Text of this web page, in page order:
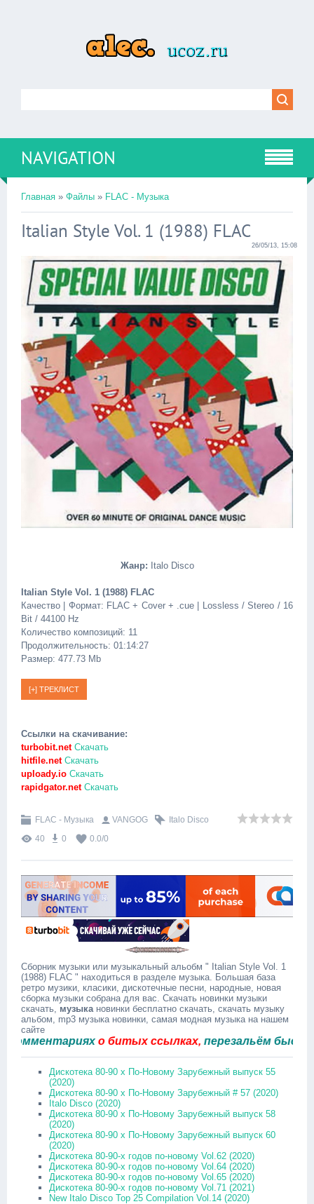
NAVIGATION
Главная » Файлы » FLAC - Музыка
Italian Style Vol. 1 (1988) FLAC
26/05/13, 15:08
Жанр: Italo Disco
Italian Style Vol. 1 (1988) FLAC
Качество | Формат: FLAC + Cover + .cue | Lossless / Stereo / 16
Bit / 44100 Hz
Количество композиций: 11
Продолжительность: 01:14:27
Размер: 477.73 Mb
Ссылки на скачивание:
turbobit.netСкачать
hitfile.netСкачать
uploady.io Скачать
rapidgator.netСкачать
FLAC - Музыка VANGOG
Italo Disco
40
0 0.0/0
Сборник музыки или музыкальный альобм " Italian Style Vol. 1
(1988) FLAC " находиться в разделе музыка. Большая база
ретро музики, класики, дискотечные песни, народные, новая
сборка музыки собрана для вас. Скачать новинки музыки
скачать, музыкановинки бесплатно скачать, скачать музыку
альбом, mp3 музыка новинки, самая модная музыка на нашем
сайте
о битых ссылках,перезальём быстро.
Дискотека 80-90 х По-Новому Зарубежный выпуск 55
(2020)
Дискотека 80-90 х По-Новому Зарубежный # 57 (2020)
Italo Disco (2020)
Дискотека 80-90 х По-Новому Зарубежный выпуск 58
(2020)
Дискотека 80-90 х По-Новому Зарубежный выпуск 60
(2020)
Дискотека 80-90-х годов по-новому Vol.62 (2020)
Дискотека 80-90-х годов по-новому Vol.64 (2020)
Дискотека 80-90-х годов по-новому Vol.65 (2020)
Дискотека 80-90-х годов по-новому Vol.71 (2021)
New Italo Disco Top 25 Compilation Vol.14 (2020)